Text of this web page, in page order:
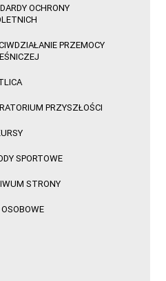
OCHRONY
PRZEMOCY
PRZYSZŁOŚCI
SPORTOWE
STRONY